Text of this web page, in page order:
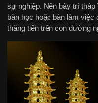
sự nghiệp. Nên bày trí
bàn học hoặc bàn làm việc
thăng tiến trên con đường